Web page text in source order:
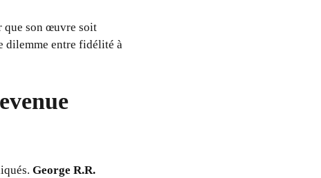
que son œuvre soit
dilemme entre fidélité à
George R.R.